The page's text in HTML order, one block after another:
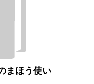
まほう使い